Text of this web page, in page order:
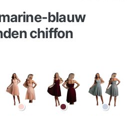
blauw
chiffon